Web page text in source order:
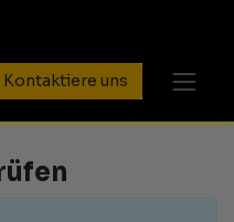
Kontaktiere uns